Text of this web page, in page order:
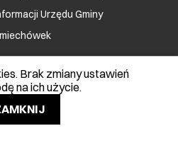
Urzędu Gminy
Pomiechówek.
zastrzeżone.
Brak zmiany ustawień
na ich użycie.